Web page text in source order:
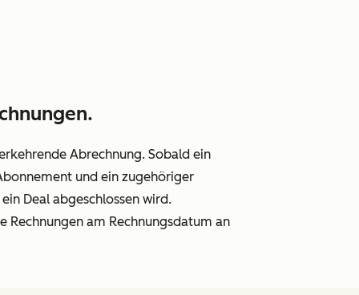
Abrechnung. Sobald ein
und ein zugehöriger
Deal abgeschlossen wird.
am Rechnungsdatum an